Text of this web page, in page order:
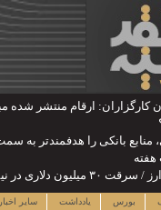
منابع بانکی را هدفمندتر به
هفته
در نیمه نخست ۲۰۲۶
بورس یادداشت سایر اخبار